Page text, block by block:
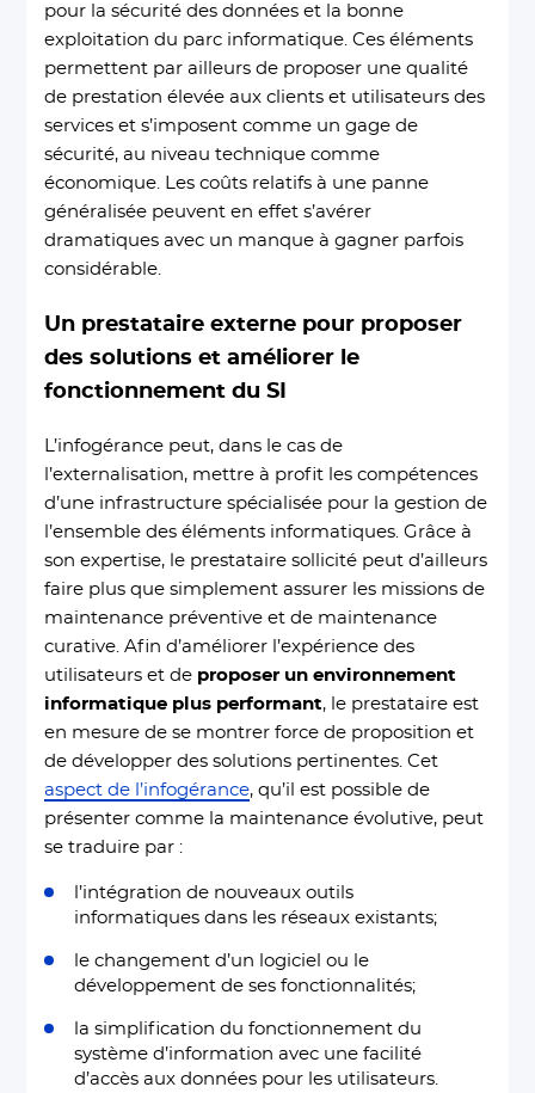
pour la sécurité des données et la bonne
exploitation du parc informatique. Ces éléments
permettent par ailleurs de proposer une qualité
de prestation élevée aux clients et utilisateurs des
services et s’imposent comme un gage de
sécurité, au niveau technique comme
économique. Les coûts relatifs à une panne
généralisée peuvent en effet s’avérer
dramatiques avec un manque à gagner parfois
considérable.
Un prestataire externe pour proposer
des solutions et améliorer le
fonctionnement du SI
L’infogérance peut, dans le cas de
l’externalisation, mettre à profit les compétences
d’une infrastructure spécialisée pour la gestion de
l’ensemble des éléments informatiques. Grâce à
son expertise, le prestataire sollicité peut d’ailleurs
faire plus que simplement assurer les missions de
maintenance préventive et de maintenance
curative. Afin d’améliorer l’expérience des
utilisateurs et de proposer un environnement
informatique plus performant, le prestataire est
en mesure de se montrer force de proposition et
de développer des solutions pertinentes. Cet
aspect de l’infogérance, qu’il est possible de
présenter comme la maintenance évolutive, peut
se traduire par :
l’intégration de nouveaux outils
informatiques dans les réseaux existants;
le changement d’un logiciel ou le
développement de ses fonctionnalités;
la simplification du fonctionnement du
système d’information avec une facilité
d’accès aux données pour les utilisateurs.